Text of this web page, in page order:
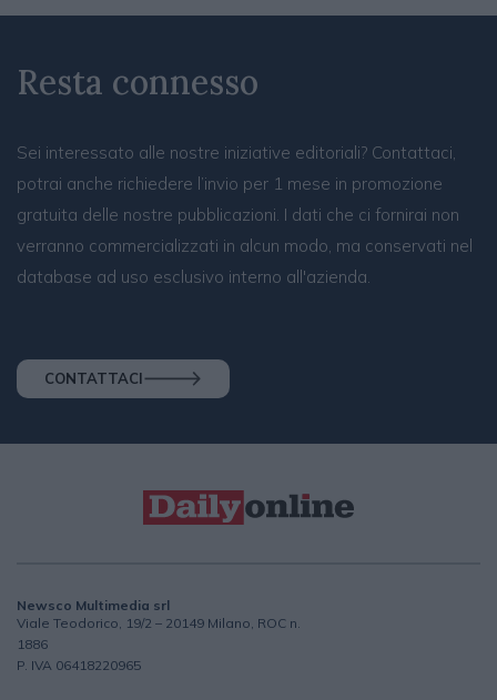
Resta connesso
Sei interessato alle nostre iniziative editoriali? Contattaci,
potrai anche richiedere l’invio per 1 mese in promozione
gratuita delle nostre pubblicazioni. I dati che ci fornirai non
verranno commercializzati in alcun modo, ma conservati nel
database ad uso esclusivo interno all'azienda.
CONTATTACI
Newsco Multimedia srl
Viale Teodorico, 19/2 – 20149 Milano, ROC n.
1886
P. IVA 06418220965